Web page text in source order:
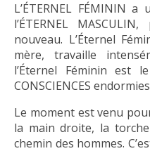
L’ÉTERNEL FÉMININ
l’ÉTERNEL
nouveau. L’Éternel
mère, travaille
l’Éternel Féminin est
CONSCIENCES
Le moment est venu
la main droite, la
chemin des hommes.